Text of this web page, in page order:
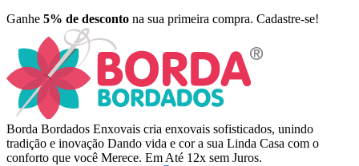
Ganhe 5% de desconto na sua primeira compra. Cadastre-se!
Borda Bordados Enxovais cria enxovais sofisticados, unindo
tradição e inovação Dando vida e cor a sua Linda Casa com o
conforto que você Merece. Em Até 12x sem Juros.